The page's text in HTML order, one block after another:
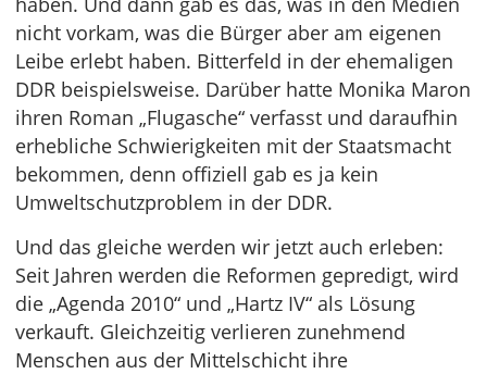
nicht vorkam, was die Bürger aber am eigenen
Leibe erlebt haben. Bitterfeld in der ehemaligen
DDR beispielsweise. Darüber hatte Monika Maron
ihren Roman „Flugasche“ verfasst und daraufhin
erhebliche Schwierigkeiten mit der Staatsmacht
bekommen, denn offiziell gab es ja kein
Umweltschutzproblem in der DDR.
Und das gleiche werden wir jetzt auch erleben:
Seit Jahren werden die Reformen gepredigt, wird
die „Agenda 2010“ und „Hartz IV“ als Lösung
verkauft. Gleichzeitig verlieren zunehmend
Menschen aus der Mittelschicht ihre